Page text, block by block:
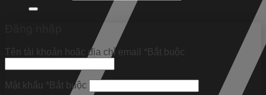
Tên tài khoản hoặc địa chỉ email * Bắt buộc
Mật khẩu * Bắt buộc